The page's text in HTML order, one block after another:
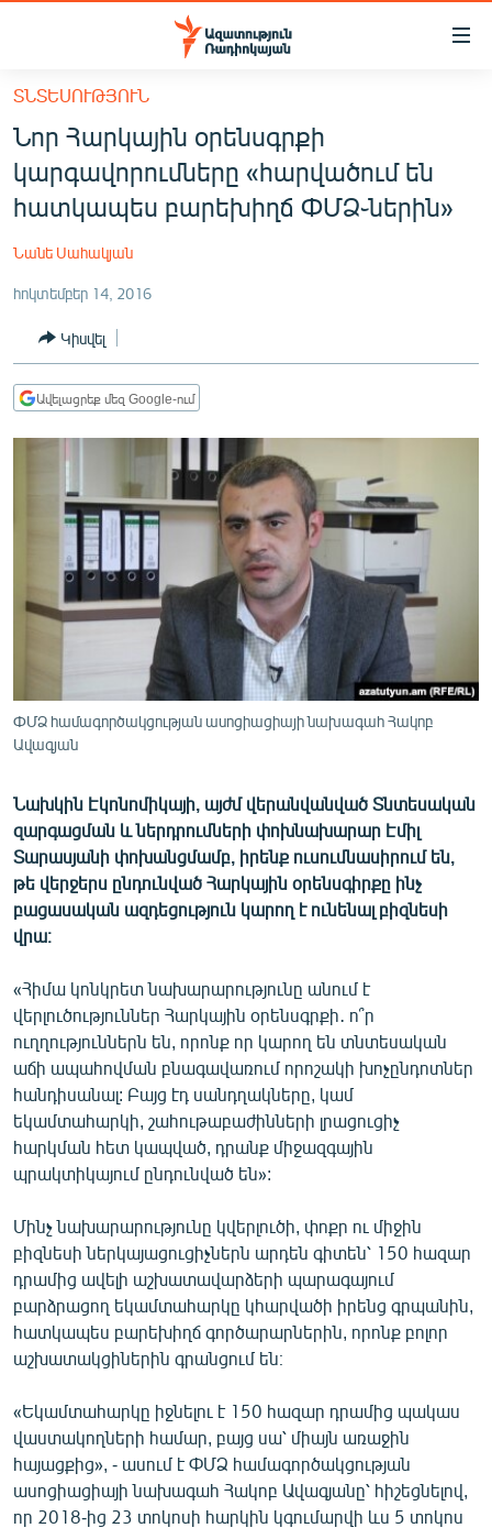
Մատչելիության
հիմնական
բովանդակությանը
Անցնել
հիմնական
մենյուին
ՀԱՅԱՍՏԱՆ
ՔԱՂԱՔԱԿԱՆ
ՏՆՏԵՍՈՒԹՅՈՒՆ
ՂԱՐԱԲԱՂ
ՄԻՋԱԶԳԱՅԻՆ
ՄՇԱԿՈՒՅԹ
ՄԵԿՆԱԲԱՆՈՒԹՅՈՒՆ
ՏՏ ԵՒ ԻՆՏԵՐՆԵՏ
ԱՐԽԻՎ
ԲԱՆԱՎԵՃ
ՁԳՏԵԼՈՎ ԼԱՎԱԳՈՒՅՆԻՆ
ՓՈԴՔԱՍԹ
English
Русский
ՀԵՏԵՎԵՔ ՄԵԶ
«Ազատության» բոլոր կայքերը
ՏՆՏԵՍՈՒԹՅՈՒՆ
Նոր Հարկային օրենսգրքի
կարգավորումները «հարվածում են
հատկապես բարեխիղճ ՓՄՁ֊ներին»
Նանե Սահակյան
հոկտեմբեր 14, 2016
Կիսվել
Ավելացրեք մեզ Google-ում
ՓՄՁ համագործակցության ասոցիացիայի նախագահ Հակոբ
Ավագյան
Նախկին Էկոնոմիկայի, այժմ վերանվանված Տնտեսական
զարգացման և ներդրումների փոխնախարար Էմիլ
Տարասյանի փոխանցմամբ, իրենք ուսումնասիրում են,
թե վերջերս ընդունված Հարկային օրենսգիրքը ինչ
բացասական ազդեցություն կարող է ունենալ բիզնեսի
վրա։
«Հիմա կոնկրետ նախարարությունը անում է
վերլուծություններ Հարկային օրենսգրքի․ ո՞ր
ուղղություններն են, որոնք որ կարող են տնտեսական
աճի ապահովման բնագավառում որոշակի խոչընդոտներ
հանդիսանալ: Բայց էդ սանդղակները, կամ
եկամտահարկի, շահութաբաժինների լրացուցիչ
հարկման հետ կապված, դրանք միջազգային
պրակտիկայում ընդունված են»:
Մինչ նախարարությունը կվերլուծի, փոքր ու միջին
բիզնեսի ներկայացուցիչներն արդեն գիտեն՝ 150 հազար
դրամից ավելի աշխատավարձերի պարագայում
բարձրացող եկամտահարկը կհարվածի իրենց գրպանին,
հատկապես բարեխիղճ գործարարներին, որոնք բոլոր
աշխատակցիներին գրանցում են։
«Եկամտահարկը իջնելու է 150 հազար դրամից պակաս
վաստակողների համար, բայց սա՝ միայն առաջին
հայացքից», - ասում է ՓՄՁ համագործակցության
ասոցիացիայի նախագահ Հակոբ Ավագյանը՝ հիշեցնելով,
որ 2018-ից 23 տոկոսի հարկին կգումարվի ևս 5 տոկոս